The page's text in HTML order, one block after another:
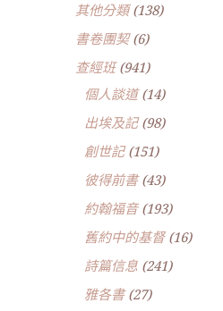
其他分類(138)
書卷團契(6)
查經班(941)
個人談道(14)
出埃及記(98)
創世記(151)
彼得前書(43)
約翰福音(193)
舊約中的基督(16)
詩篇信息 (241)
雅各書(27)